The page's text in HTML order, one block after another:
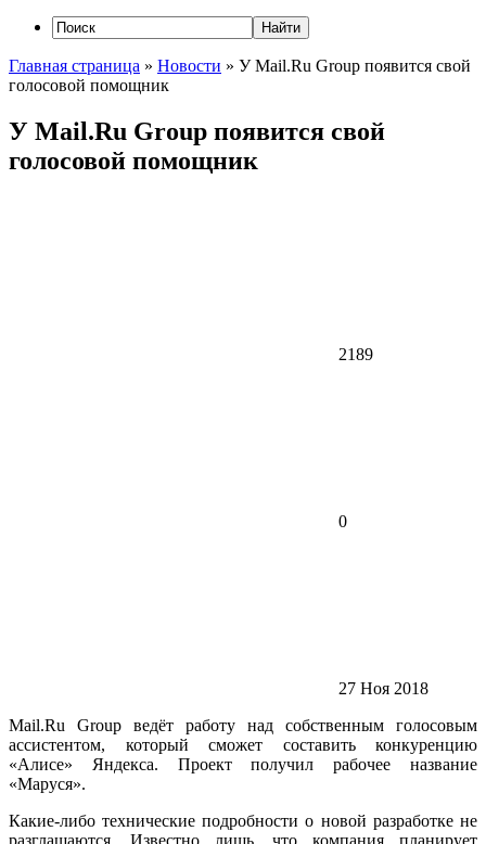
Главная страница » Новости » У Mail.Ru Group появится свой
голосовой помощник
У Mail.Ru Group появится свой
голосовой помощник
2189
0
27 Ноя 2018
Mail.Ru Group ведёт работу над собственным голосовым
ассистентом, который сможет составить конкуренцию
«Алисе» Яндекса. Проект получил рабочее название
«Маруся».
Какие-либо технические подробности о новой разработке не
разглашаются. Известно лишь, что компания планирует